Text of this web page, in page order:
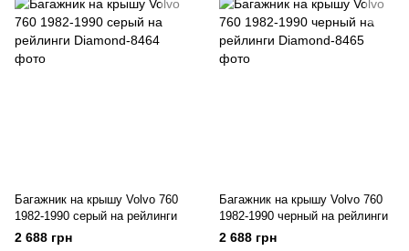
Багажник на крышу Volvo 760
1982-1990 серый на рейлинги
2 688 грн
Багажник на крышу Volvo 760
1982-1990 черный на рейлинги
2 688 грн